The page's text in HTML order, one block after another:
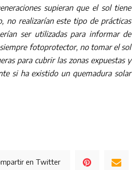
supieran que el sol tiene
no realizarían este tipo de prácticas
ser utilizadas para informar de
fotoprotector, no tomar el sol
para cubrir las zonas expuestas y
si ha existido un quemadura solar
en Twitter